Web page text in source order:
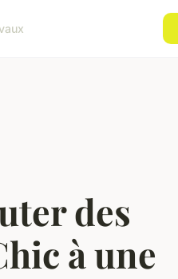
des
à une